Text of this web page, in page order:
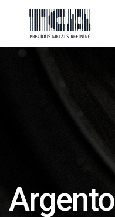
Argento